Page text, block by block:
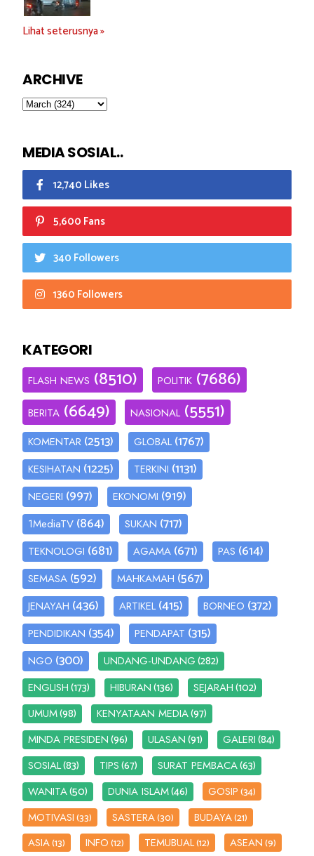
Lihat seterusnya »
ARCHIVE
MEDIA SOSIAL..
12,740 Likes
5,600 Fans
340 Followers
1360 Followers
KATEGORI
FLASH NEWS (8510) POLITIK (7686)
BERITA (6649) NASIONAL (5551)
KOMENTAR (2513) GLOBAL (1767)
KESIHATAN (1225) TERKINI (1131)
NEGERI (997) EKONOMI (919)
1MediaTV (864) SUKAN (717)
TEKNOLOGI (681) AGAMA (671) PAS (614)
SEMASA (592) MAHKAMAH (567)
JENAYAH (436) ARTIKEL (415) BORNEO (372)
PENDIDIKAN (354) PENDAPAT (315)
NGO (300) UNDANG-UNDANG(282)
ENGLISH(173) HIBURAN(136) SEJARAH(102)
UMUM(98) KENYATAAN MEDIA(97)
MINDA PRESIDEN(96) ULASAN(91) GALERI(84)
SOSIAL(83) TIPS(67) SURAT PEMBACA(63)
WANITA(50) DUNIA ISLAM(46) GOSIP(34)
MOTIVASI(33) SASTERA(30) BUDAYA(21)
ASIA(13) INFO(12) TEMUBUAL(12) ASEAN(9)